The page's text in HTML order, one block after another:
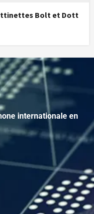
Bolt et Dott
internationale en